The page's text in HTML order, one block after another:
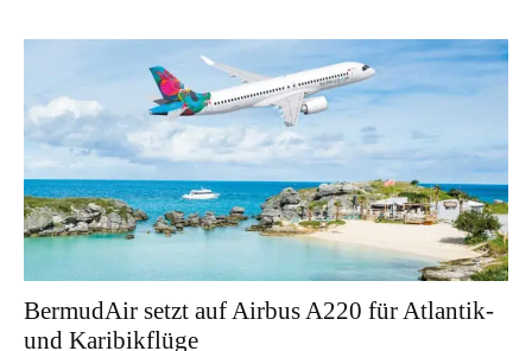
BermudAir setzt auf Airbus A220 für Atlantik-
und Karibikflüge